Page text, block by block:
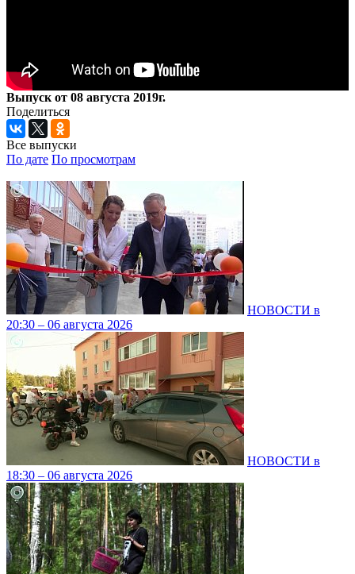
Выпуск от 08 августа 2019г.
Поделиться
Все выпуски
По дате По просмотрам
НОВОСТИ в
20:30 – 06 августа 2026
НОВОСТИ в
18:30 – 06 августа 2026